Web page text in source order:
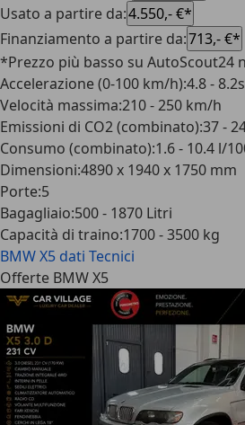
Usato a partire da:4.550,- €*
Finanziamento a partire da:713,- €*
*Prezzo più basso su AutoScout24
Accelerazione (0-100 km/h):4.8 - 8.2s
Velocità massima:210 - 250 km/h
Emissioni di CO2 (combinato):37 -
Consumo (combinato):1.6 - 10.4 l/
Dimensioni:4890 x 1940 x 1750 mm
Porte:5
Bagagliaio:500 - 1870 Litri
Capacità di traino:1700 - 3500 kg
BMW X5 dati Tecnici
Offerte BMW X5